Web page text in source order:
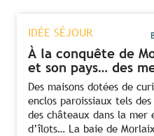
IDÉE SÉJOUR
À la conquête de
et son pays… des
Des maisons dotées de
enclos paroissiaux tels
des châteaux dans la mer
d’îlots… La baie de